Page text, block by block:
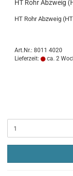
HT Rohr Abzweig
HT Rohr Abzweig
Art.Nr.: 8011 4020
Lieferzeit:
ca. 2